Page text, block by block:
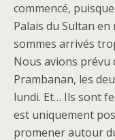
commencé,
Palais du Sultan
sommes arrivés
Nous avions
Prambanan, les
lundi. Et… Ils sont
est uniquement
promener autour